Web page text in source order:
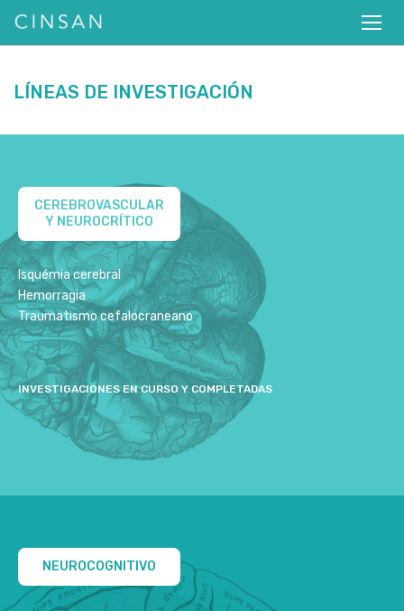
LÍNEAS DE INVESTIGACIÓN
CEREBROVASCULAR
Y NEUROCRÍTICO
Isquémia cerebral
Hemorragia
Traumatismo cefalocraneano
INVESTIGACIONES EN CURSO Y COMPLETADAS
NEUROCOGNITIVO